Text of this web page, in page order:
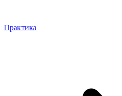
Практика